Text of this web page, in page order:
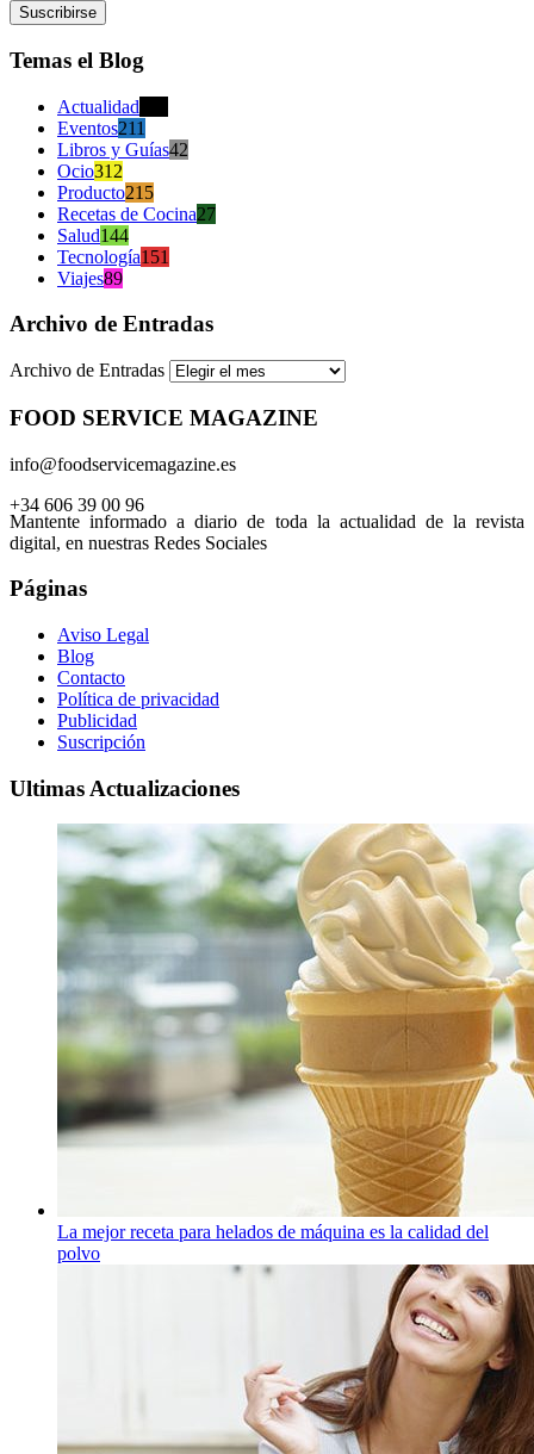
Temas el Blog
Actualidad
Eventos211
Libros y Guías42
Ocio312
Producto215
Recetas de Cocina27
Salud144
Tecnología151
Viajes89
Archivo de Entradas
Archivo de Entradas
FOOD SERVICE MAGAZINE
info@foodservicemagazine.es
+34 606 39 00 96
Mantente informado a diario de toda la actualidad de la revista
digital, en nuestras Redes Sociales
Páginas
Aviso Legal
Blog
Contacto
Política de privacidad
Publicidad
Suscripción
Ultimas Actualizaciones
La mejor receta para helados de máquina es la calidad del
polvo